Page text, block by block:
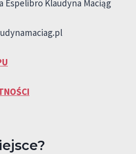
Espelibro Klaudyna Maciąg